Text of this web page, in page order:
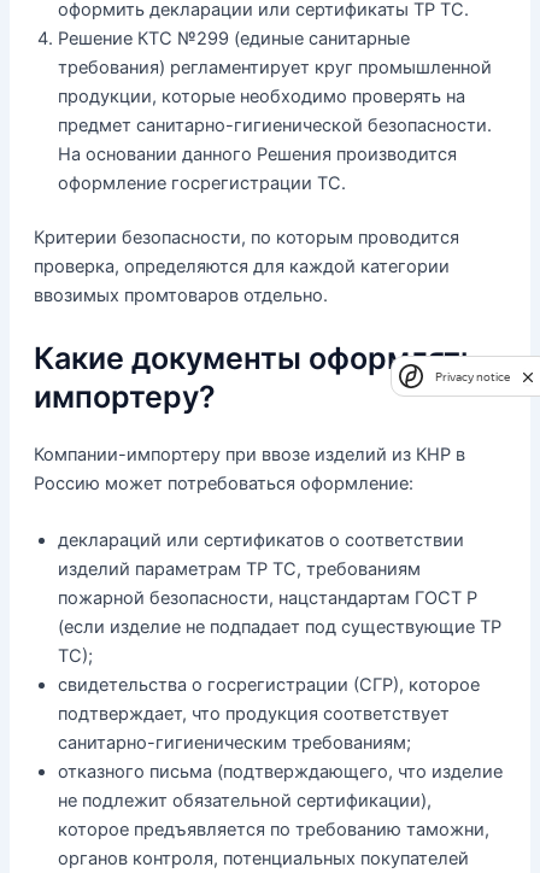
оформить декларации или сертификаты ТР ТС.
Решение КТС №299 (единые санитарные
требования) регламентирует круг промышленной
продукции, которые необходимо проверять на
предмет санитарно-гигиенической безопасности.
На основании данного Решения производится
оформление госрегистрации ТС.
Критерии безопасности, по которым проводится
проверка, определяются для каждой категории
ввозимых промтоваров отдельно.
Какие документы оформлять
импортеру?
Компании-импортеру при ввозе изделий из КНР в
Россию может потребоваться оформление:
деклараций или сертификатов о соответствии
изделий параметрам ТР ТС, требованиям
пожарной безопасности, нацстандартам ГОСТ Р
(если изделие не подпадает под существующие ТР
ТС);
свидетельства о госрегистрации (СГР), которое
подтверждает, что продукция соответствует
санитарно-гигиеническим требованиям;
отказного письма (подтверждающего, что изделие
не подлежит обязательной сертификации),
которое предъявляется по требованию таможни,
органов контроля, потенциальных покупателей
Privacy notice